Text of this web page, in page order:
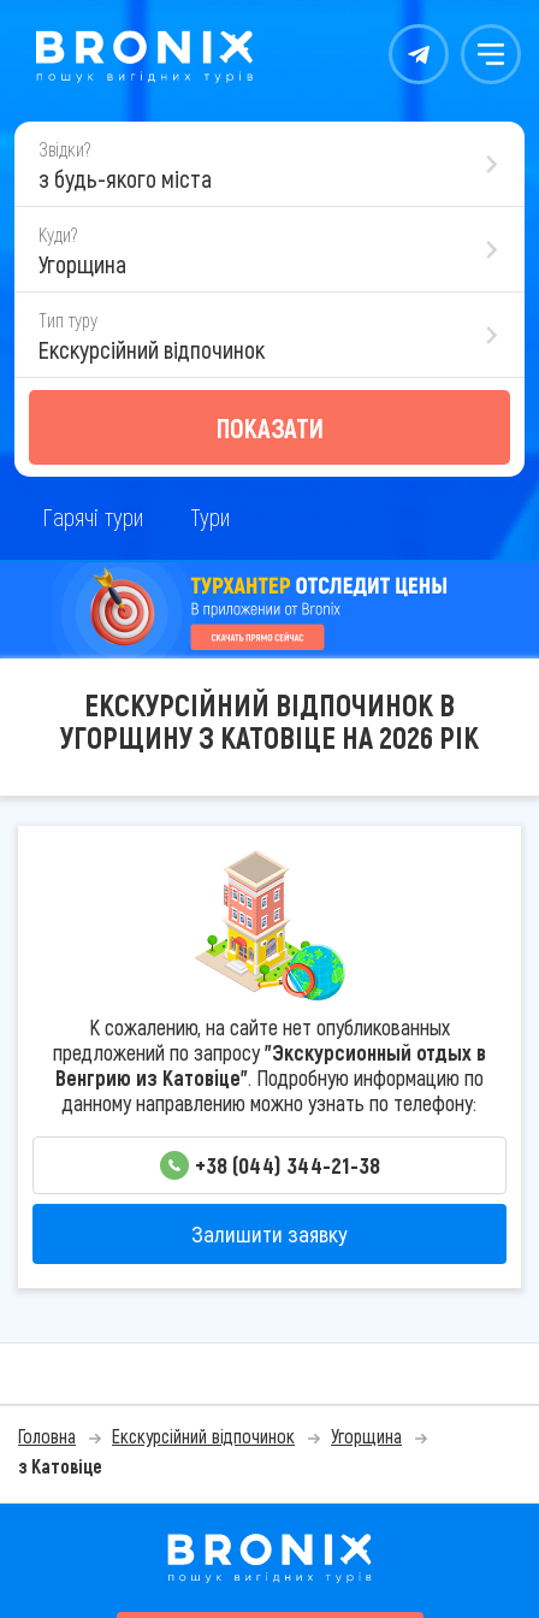
Контакты Меню
Звідки?
з будь-якого міста
Куди?
Угорщина
Тип туру
Екскурсійний відпочинок
ПОКАЗАТИ
Гарячі тури Тури
ЕКСКУРСІЙНИЙ ВІДПОЧИНОК В
УГОРЩИНУ З КАТОВІЦЕ НА 2026 РІК
К сожалению, на сайте нет опубликованных
предложений по запросу"Экскурсионный отдых в
Венгрию из Катовіце". Подробную информацию по
данному направлению можно узнать по телефону:
+38 (044) 344-21-38
Залишити заявку
Головна Екскурсійний відпочинок
Угорщина
з Катовіце